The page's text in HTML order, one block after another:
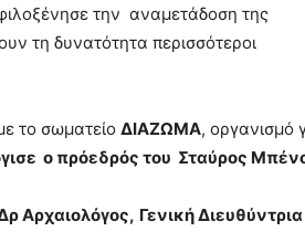
την αναμετάδοση της
τη δυνατότητα περισσότεροι
το σωματείο ΔΙΑΖΩΜΑ, οργανισμό
ο πρόεδρός του Σταύρος
Αρχαιολόγος, Γενική Διευθύντρια